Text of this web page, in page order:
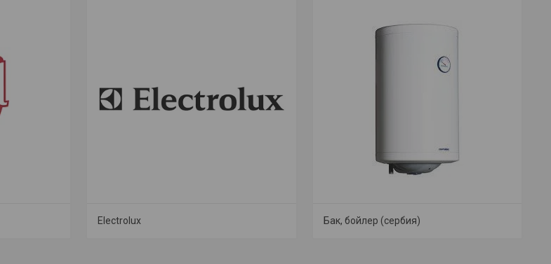
Electrolux Бак, бойлер (сербия)